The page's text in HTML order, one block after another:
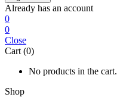
Already has an account
0
0
Close
Cart (0)
No products in the cart.
Shop